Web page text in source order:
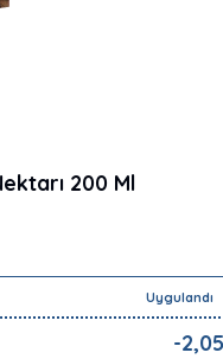
200 Ml
Uygulandı
-2,05